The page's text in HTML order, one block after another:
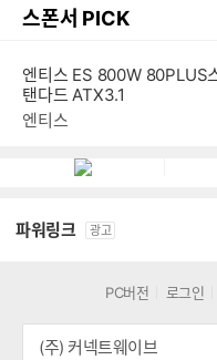
스폰서 PICK
엔티스 ES 800W 80PLUS
탠다드 ATX3.1
엔티스
파워링크 광고
PC버전 로그인
(주) 커넥트웨이브